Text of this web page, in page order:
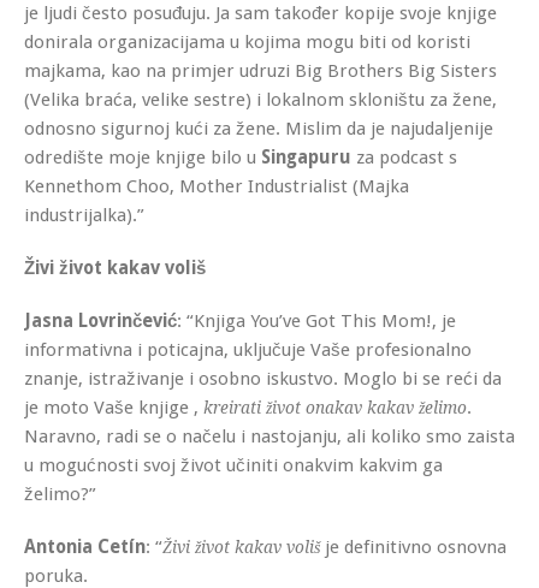
je ljudi često posuđuju. Ja sam također kopije svoje knjige
donirala organizacijama u kojima mogu biti od koristi
majkama, kao na primjer udruzi Big Brothers Big Sisters
(Velika braća, velike sestre) i lokalnom skloništu za žene,
odnosno sigurnoj kući za žene. Mislim da je najudaljenije
odredište moje knjige bilo u Singapuru za podcast s
Kennethom Choo, Mother Industrialist (Majka
industrijalka).”
Živi život kakav voliš
Jasna Lovrinčević: “Knjiga You’ve Got This Mom!, je
informativna i poticajna, uključuje Vaše profesionalno
znanje, istraživanje i osobno iskustvo. Moglo bi se reći da
je moto Vaše knjige , kreirati život onakav kakav želimo.
Naravno, radi se o načelu i nastojanju, ali koliko smo zaista
u mogućnosti svoj život učiniti onakvim kakvim ga
želimo?”
Antonia Cetín: “Živi život kakav volišje definitivno osnovna
poruka.